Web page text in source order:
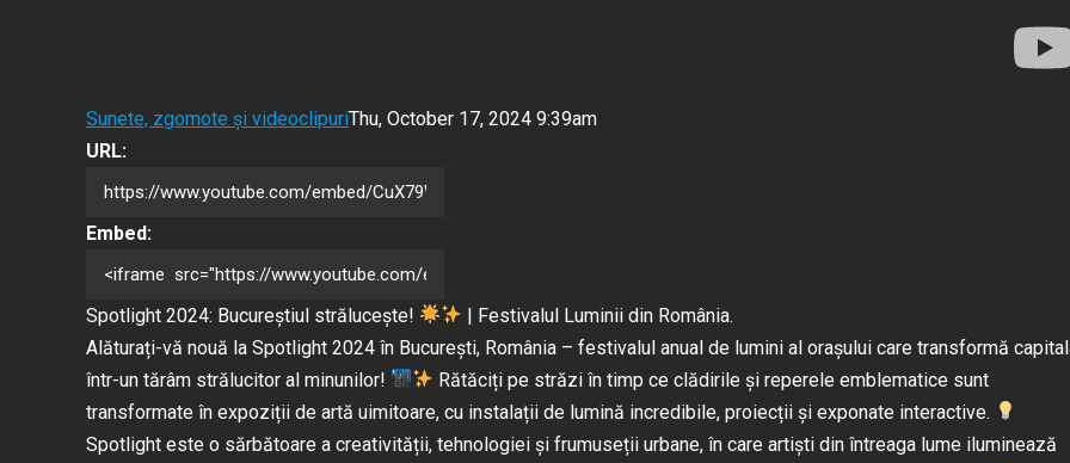
Sunete, zgomote și videoclipuriThu, October 17, 2024 9:39am
URL:
Embed:
Spotlight 2024: Bucureștiul strălucește!
| Festivalul Luminii din România.
Alăturați-vă nouă la Spotlight 2024 în București, România – festivalul anual de lumini al orașului care transformă
într-un tărâm strălucitor al minunilor!
Rătăciți pe străzi în timp ce clădirile și reperele emblematice sunt
transformate în expoziții de artă uimitoare, cu instalații de lumină incredibile, proiecții și exponate interactive.
Spotlight este o sărbătoare a creativității, tehnologiei și frumuseții urbane, în care artiști din întreaga lume iluminează